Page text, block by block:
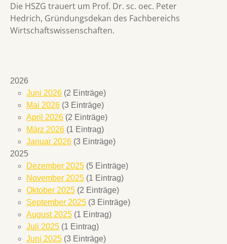
Die HSZG trauert um Prof. Dr. sc. oec. Peter
Hedrich, Gründungsdekan des Fachbereichs
Wirtschaftswissenschaften.
2026
Juni 2026 (2 Einträge)
Mai 2026 (3 Einträge)
April 2026 (2 Einträge)
März 2026 (1 Eintrag)
Januar 2026 (3 Einträge)
2025
Dezember 2025 (5 Einträge)
November 2025 (1 Eintrag)
Oktober 2025 (2 Einträge)
September 2025 (3 Einträge)
August 2025 (1 Eintrag)
Juli 2025 (1 Eintrag)
Juni 2025 (3 Einträge)